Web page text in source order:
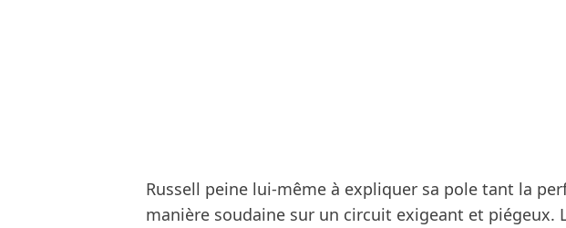
Russell peine lui-même à expliquer sa pole tant la
manière soudaine sur un circuit exigeant et piégeux.